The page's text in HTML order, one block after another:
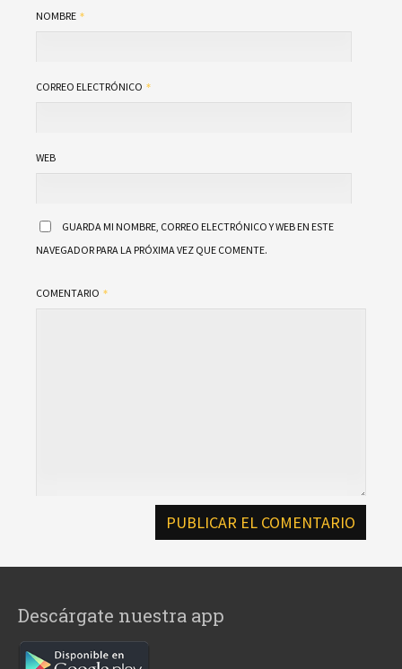
NOMBRE
CORREO ELECTRÓNICO
WEB
GUARDA MI NOMBRE, CORREO ELECTRÓNICO Y WEB EN ESTE
NAVEGADOR PARA LA PRÓXIMA VEZ QUE COMENTE.
COMENTARIO
Descárgate nuestra app